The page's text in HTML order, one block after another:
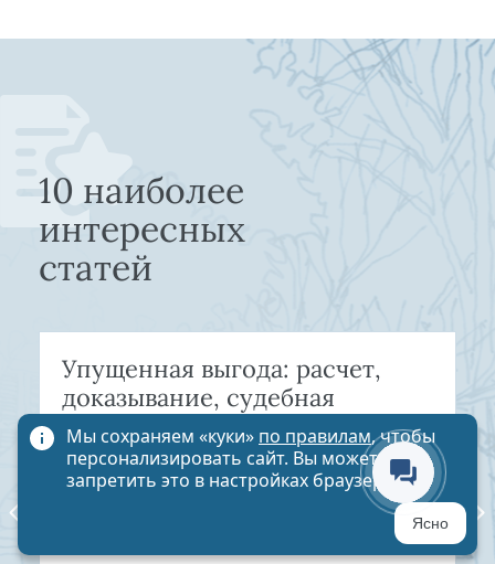
10 наиболее
интересных
статей
Упущенная выгода: расчет,
доказывание, судебная
практика 2026
Как взыскать упущенную выгоду по ст. 15
ГК РФ — методика расчёта, судебная
практика 2026, типичные ошибки истцов.
Мы сохраняем «куки» по правилам, чтобы
персонализировать сайт. Вы можете
запретить это в настройках браузера
Ясно